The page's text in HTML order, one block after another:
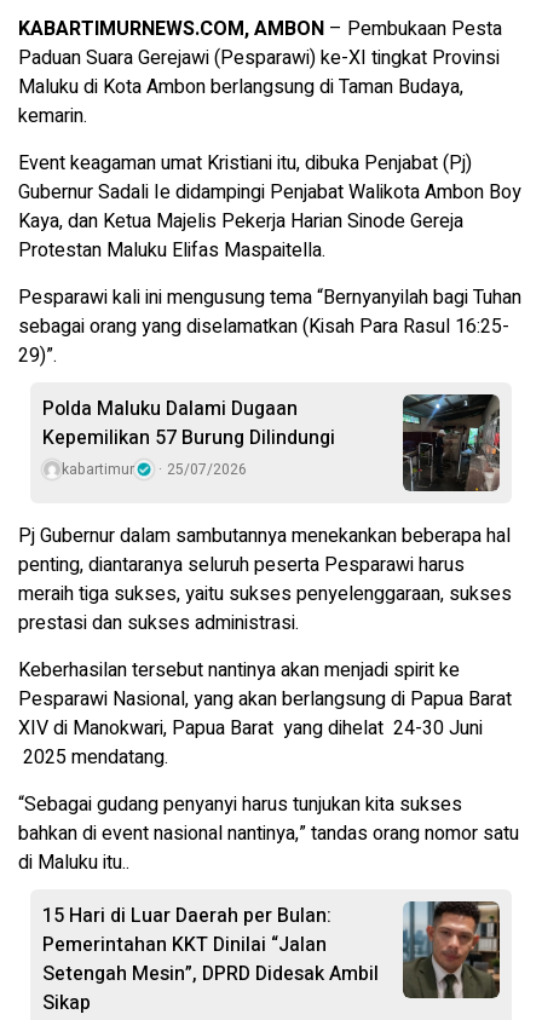
KABARTIMURNEWS.COM, AMBON – Pembukaan Pesta
Paduan Suara Gerejawi (Pesparawi) ke-XI tingkat Provinsi
Maluku di Kota Ambon berlangsung di Taman Budaya,
kemarin.
Event keagaman umat Kristiani itu, dibuka Penjabat (Pj)
Gubernur Sadali Ie didampingi Penjabat Walikota Ambon Boy
Kaya, dan Ketua Majelis Pekerja Harian Sinode Gereja
Protestan Maluku Elifas Maspaitella.
Pesparawi kali ini mengusung tema “Bernyanyilah bagi Tuhan
sebagai orang yang diselamatkan (Kisah Para Rasul 16:25-
29)”.
Polda Maluku Dalami Dugaan
Kepemilikan 57 Burung Dilindungi
kabartimur 25/07/2026
Pj Gubernur dalam sambutannya menekankan beberapa hal
penting, diantaranya seluruh peserta Pesparawi harus
meraih tiga sukses, yaitu sukses penyelenggaraan, sukses
prestasi dan sukses administrasi.
Keberhasilan tersebut nantinya akan menjadi spirit ke
Pesparawi Nasional, yang akan berlangsung di Papua Barat
XIV di Manokwari, Papua Barat yang dihelat 24-30 Juni
2025 mendatang.
“Sebagai gudang penyanyi harus tunjukan kita sukses
bahkan di event nasional nantinya,” tandas orang nomor satu
di Maluku itu..
15 Hari di Luar Daerah per Bulan:
Pemerintahan KKT Dinilai “Jalan
Setengah Mesin”, DPRD Didesak Ambil
Sikap